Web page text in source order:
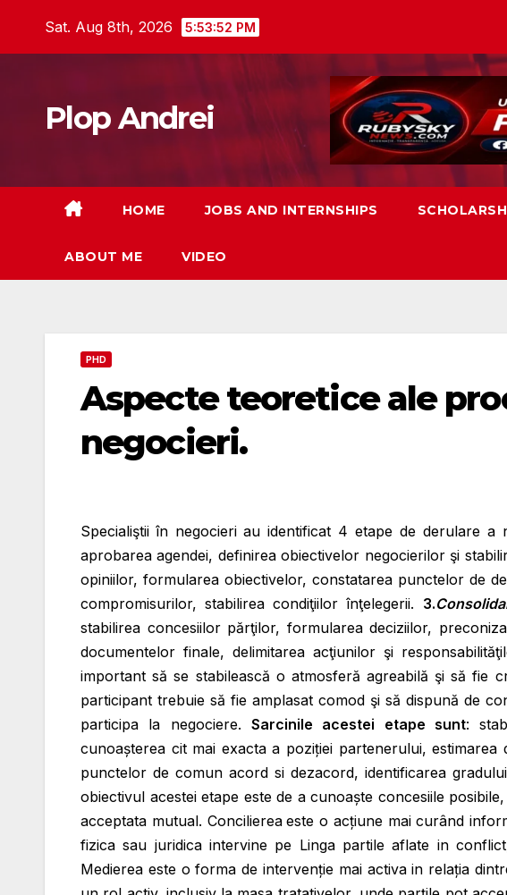
Sat. Aug 8th, 2026 5:53:53 PM
Plop Andrei
HOME JOBS AND INTERNSHIPS
ABOUT ME VIDEO
PHD
Aspecte teoretice ale
negocieri.
Specialiştii în negocieri au identificat 4 etape de derulare a
aprobarea agendei, definirea obiectivelor negocierilor şi
opiniilor, formularea obiectivelor, constatarea punctelor de
compromisurilor, stabilirea condiţiilor înţelegerii. 3.
stabilirea concesiilor părţilor, formularea deciziilor,
documentelor finale, delimitarea acţiunilor şi
important să se stabilească o atmosferă agreabilă şi să fie
participant trebuie să fie amplasat comod şi să dispună de
participa la negociere.Sarcinile acestei etape sunt:
cunoașterea cit mai exacta a poziției partenerului,
punctelor de comun acord si dezacord, identificarea
obiectivul acestei etape este de a cunoaște concesiile
acceptata mutual. Concilierea este o acțiune mai curând
fizica sau juridica intervine pe Linga partile aflate in
Medierea este o forma de intervenție mai activa in relația